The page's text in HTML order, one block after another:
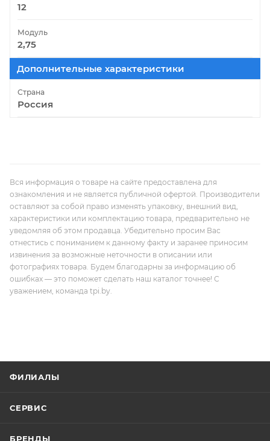
12
Модуль
2,75
Дополнительные характеристики
Страна
Россия
Вся информация о товаре на сайте предоставлена для
ознакомления и не является публичной офертой. Производители
оставляют за собой право изменять упаковку, внешний вид,
характеристики или комплектацию товара, предварительно не
уведомляя об этом продавца. Убедительно просим Вас
отнестись с пониманием к данному факту и заранее приносим
извинения за возможные неточности в описании или
фотографиях товара. Будем благодарны за информацию об
ошибках — это поможет сделать наш каталог точнее! С
уважением, команда tpi.by.
ФИЛИАЛЫ
СЕРВИС
БРЕНДЫ